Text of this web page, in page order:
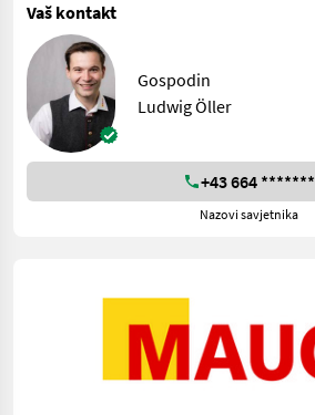
Vaš kontakt
Gospodin
Ludwig Öller
+43 664 *******
Nazovi savjetnika